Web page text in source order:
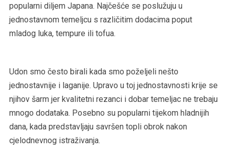
popularni diljem Japana. Najčešće se poslužuju u
jednostavnom temeljcu s različitim dodacima poput
mladog luka, tempure ili tofua.
Udon smo često birali kada smo poželjeli nešto
jednostavnije i laganije. Upravo u toj jednostavnosti krije se
njihov šarm jer kvalitetni rezanci i dobar temeljac ne trebaju
mnogo dodataka. Posebno su popularni tijekom hladnijih
dana, kada predstavljaju savršen topli obrok nakon
cjelodnevnog istraživanja.